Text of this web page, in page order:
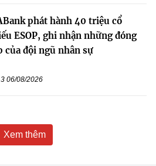
phát hành 40 triệu cổ
ESOP, ghi nhận những đóng
của đội ngũ nhân sự
06/08/2026
Xem thêm